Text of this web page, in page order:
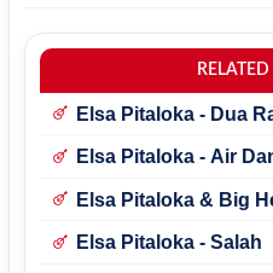
Elsa Pitaloka - Dua
Elsa Pitaloka - Air
Elsa Pitaloka & Big
Elsa Pitaloka - Salah